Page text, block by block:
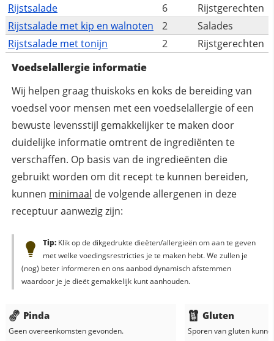
Rijstsalade
6
Rijstgerechten
Rijstsalade met kip en walnoten
2
Salades
Rijstsalade met tonijn
2
Rijstgerechten
Voedselallergie informatie
Wij helpen graag thuiskoks en koks de bereiding van
voedsel voor mensen met een voedselallergie of een
bewuste levensstijl gemakkelijker te maken door
duidelijke informatie omtrent de ingrediënten te
verschaffen. Op basis van de ingredieënten die
gebruikt worden om dit recept te kunnen bereiden,
kunnen minimaal de volgende allergenen in deze
receptuur aanwezig zijn:
Tip:Klik op de dikgedrukte dieëten/allergieën om aan te geven
met welke voedingsrestricties je te maken hebt. We zullen je
(nog) beter informeren en ons aanbod dynamisch afstemmen
waardoor je je dieët gemakkelijk kunt aanhouden.
Pinda
Geen overeenkomsten gevonden.
Gluten
Sporen van gluten